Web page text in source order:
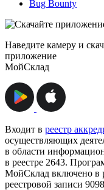
Bug Bounty
Наведите камеру и
приложение
МойСклад
Входит в реестр
осуществляющих
в области
в реестре 2643.
МойСклад включено в
реестровой записи 9098